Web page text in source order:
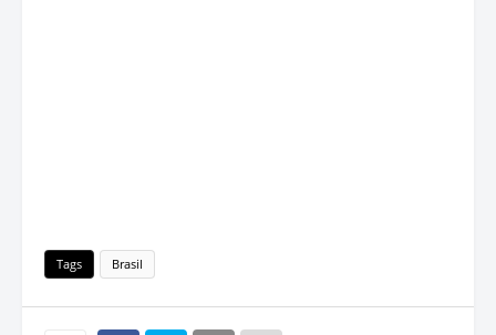
Tags Brasil